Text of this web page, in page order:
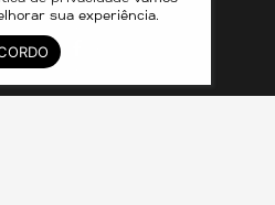
sua experiência.